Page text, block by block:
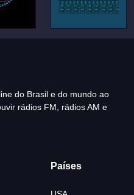
do Brasil e do mundo ao
rádios FM, rádios AM e
Países